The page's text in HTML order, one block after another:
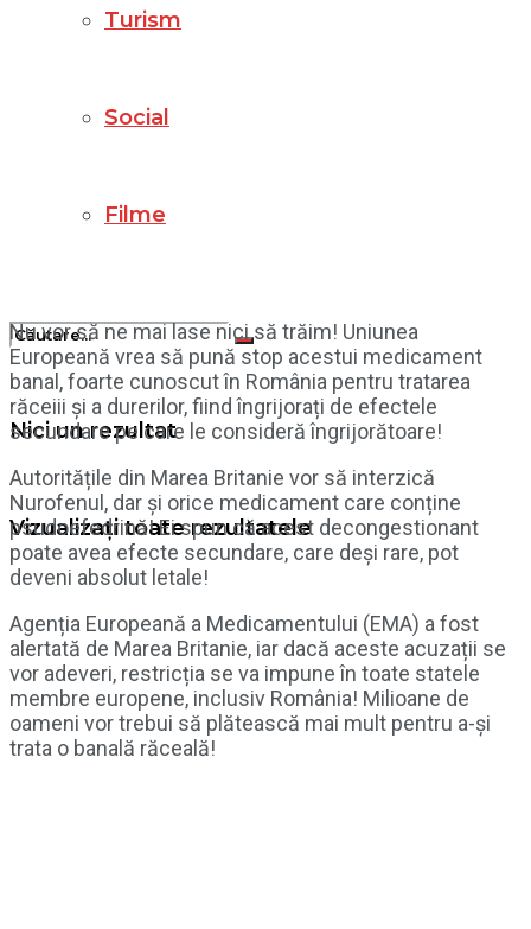
Turism
Social
Filme
Nici un rezultat
Vizualizați toate rezultatele
Nu vor să ne mai lase nici să trăim! Uniunea
Europeană vrea să pună stop acestui medicament
banal, foarte cunoscut în România pentru tratarea
răceiii și a durerilor, fiind îngrijorați de efectele
secundare pe care le consideră îngrijorătoare!
Autoritățile din Marea Britanie vor să interzică
Nurofenul, dar și orice medicament care conține
psudoefedrină! Ei spun că acest decongestionant
poate avea efecte secundare, care deși rare, pot
deveni absolut letale!
Agenția Europeană a Medicamentului (EMA) a fost
alertată de Marea Britanie, iar dacă aceste acuzații se
vor adeveri, restricția se va impune în toate statele
membre europene, inclusiv România! Milioane de
oameni vor trebui să plătească mai mult pentru a-și
trata o banală răceală!